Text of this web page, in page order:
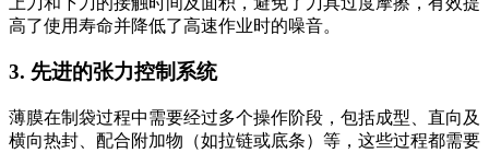
高了使用寿命并降低了高速作业时的噪音。
3. 先进的张力控制系统
薄膜在制袋过程中需要经过多个操作阶段，包括成型、直向及
横向热封、配合附加物（如拉链或底条）等，这些过程都需要